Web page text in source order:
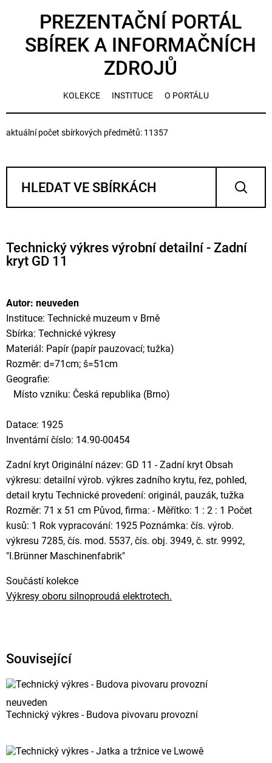
PREZENTAČNÍ PORTÁL
SBÍREK A INFORMAČNÍCH
ZDROJŮ
KOLEKCE INSTITUCE O PORTÁLU
aktuální počet sbírkových předmětů: 11357
Technický výkres výrobní detailní - Zadní
kryt GD 11
Autor: neuveden
Instituce: Technické muzeum v Brně
Sbírka: Technické výkresy
Materiál: Papír (papír pauzovací; tužka)
Rozměr: d=71cm; š=51cm
Geografie:
Místo vzniku: Česká republika (Brno)
Datace: 1925
Inventární číslo: 14.90-00454
Zadní kryt Originální název: GD 11 - Zadní kryt Obsah
výkresu: detailní výrob. výkres zadního krytu, řez, pohled,
detail krytu Technické provedení: originál, pauzák, tužka
Rozměr: 71 x 51 cm Původ, firma: - Měřítko: 1 : 2 : 1 Počet
kusů: 1 Rok vypracování: 1925 Poznámka: čís. výrob.
výkresu 7285, čís. mod. 5537, čís. obj. 3949, č. str. 9992,
"I.Brünner Maschinenfabrik"
Součástí kolekce
Výkresy oboru silnoproudá elektrotech.
Související
neuveden
Technický výkres - Budova pivovaru provozní